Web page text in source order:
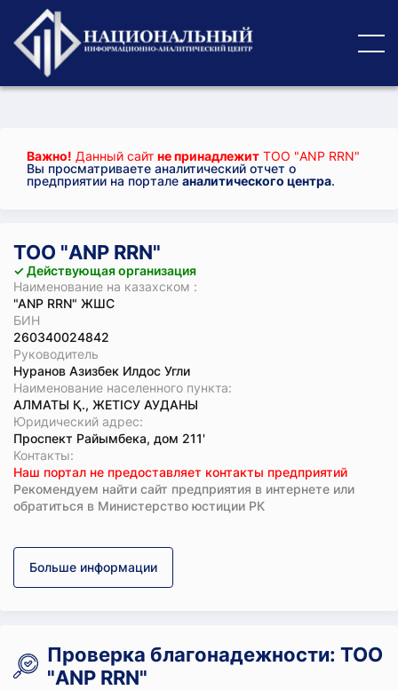
Важно! Данный сайт не принадлежит ТОО "ANP RRN"
Вы просматриваете аналитический отчет о
предприятии на портале аналитического центра.
ТОО "ANP RRN"
✓ Действующая организация
Наименование на казахском :
"ANP RRN" ЖШС
БИН
260340024842
Руководитель
Нуранов Азизбек Илдос Угли
Наименование населенного пункта:
АЛМАТЫ Қ., ЖЕТІСУ АУДАНЫ
Юридический адрес:
Проспект Райымбека, дом 211'
Koнтaкты:
Наш портал не предоставляет контакты предприятий
Рекомендуем найти сайт предприятия в интернете или
обратиться в Министерство юстиции РК
Больше информации
Проверка благонадежности: ТОО
"ANP RRN"